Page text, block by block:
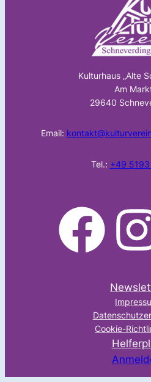
Kulturhaus „Alte
Am
29640
Email:
Tel.: +49
facebook Instagram
Cookie-